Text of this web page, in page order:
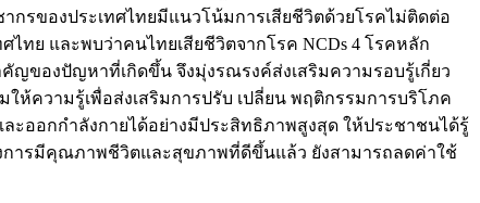
กรของประเทศไทยมีแนวโน้มการเสียชีวิตด้วยโรคไม่ติดต่อ
ไทย และพบว่าคนไทยเสียชีวิตจากโรค NCDs 4 โรคหลัก
คัญของปัญหาที่เกิดขึ้น จึงมุ่งรณรงค์ส่งเสริมความรอบรู้เกี่ยว
ห้ความรู้เพื่อส่งเสริมการปรับ เปลี่ยน พฤติกรรมการบริโภค
ะออกกำลังกายได้อย่างมีประสิทธิภาพสูงสุด ให้ประชาชนได้รู้
การมีคุณภาพชีวิตและสุขภาพที่ดีขึ้นแล้ว ยังสามารถลดค่าใช้